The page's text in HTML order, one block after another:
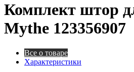
Комплект штор
Mythe 123356907
Все о товаре
Характеристики